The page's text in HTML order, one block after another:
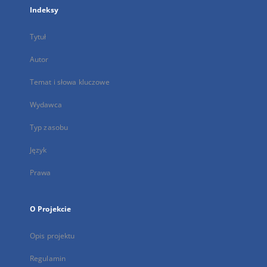
Indeksy
Tytuł
Autor
Temat i słowa kluczowe
Wydawca
Typ zasobu
Język
Prawa
O Projekcie
Opis projektu
Regulamin